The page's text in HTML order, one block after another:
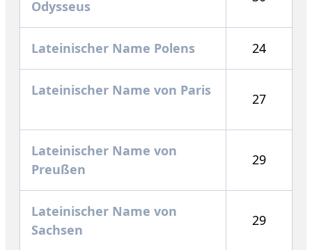
Odysseus
Lateinischer Name Polens 24
Lateinischer Name von Paris
27
Lateinischer Name von
Preußen
29
Lateinischer Name von
Sachsen
29